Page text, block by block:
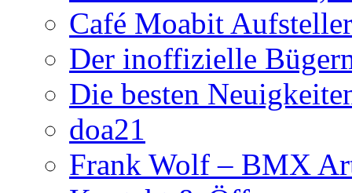
Café Moabit Aufsteller
Der inoffizielle
Die besten
doa21
Frank Wolf – BMX